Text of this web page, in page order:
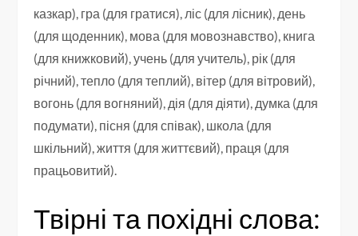
казкар), гра (для гратися), ліс (для лісник), день
(для щоденник), мова (для мовознавство), книга
(для книжковий), учень (для учитель), рік (для
річний), тепло (для теплий), вітер (для вітровий),
вогонь (для вогняний), дія (для діяти), думка (для
подумати), пісня (для співак), школа (для
шкільний), життя (для життєвий), праця (для
працьовитий).
Твірні та похідні слова: